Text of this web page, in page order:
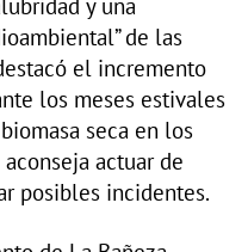
y una
de las
el incremento
los meses estivales
seca en los
actuar de
posibles incidentes.